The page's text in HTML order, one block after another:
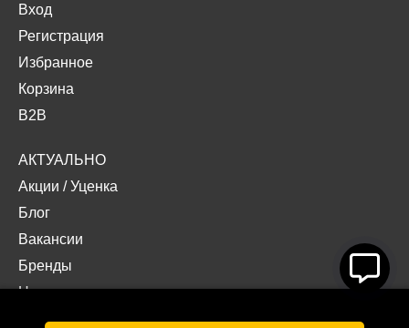
Вход
Регистрация
Избранное
Корзина
B2B
АКТУАЛЬНО
Акции /Уценка
Блог
Вакансии
Бренды
Наши проекты
Документы